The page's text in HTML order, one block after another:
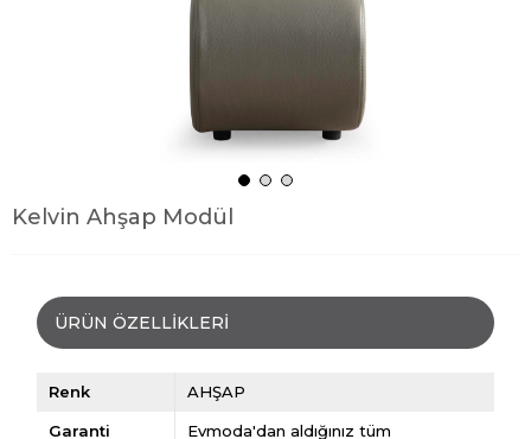
Kelvin Ahşap Modül
ÜRÜN ÖZELLIKLERI
Renk AHŞAP
Garanti
Evmoda'dan aldığınız tüm